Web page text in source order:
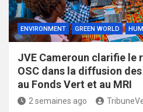
ENVIRONMENT GREEN WORLD
JVE Cameroun clarifie le
OSC dans la diffusion
au Fonds Vert et au MRI
2 semaines ago